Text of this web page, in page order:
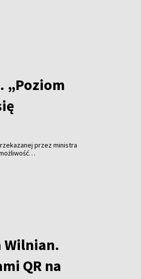
pięciu–ośmiu
„Poziom
przez ministra
różnego rodzaju
Wilnian.
QR na